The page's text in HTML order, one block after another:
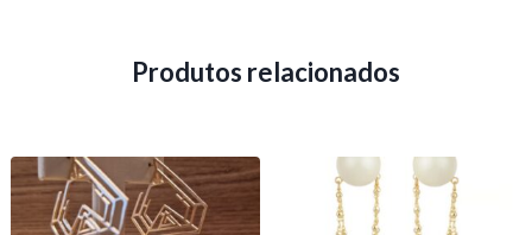
Produtos relacionados